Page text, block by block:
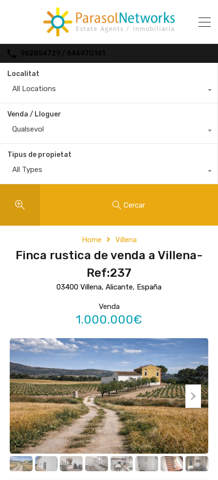
962854729 / 646970161
Localitat
All Locations
Venda / Lloguer
Qualsevol
Tipus de propietat
All Types
Cercar
Home Villena
Finca rustica de venda a Villena-
Ref:237
03400 Villena, Alicante, España
Venda
1.000.000€